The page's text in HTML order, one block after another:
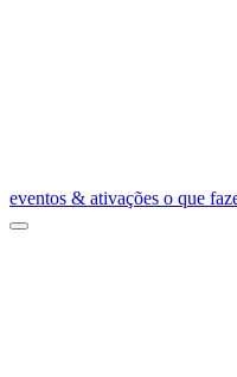
eventos & ativações o que